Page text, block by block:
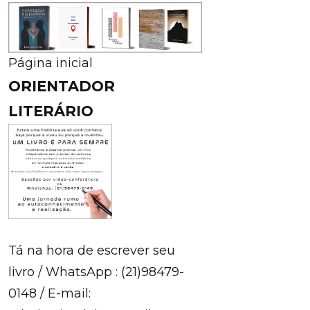
Página inicial
ORIENTADOR
LITERÁRIO
Tá na hora de escrever seu
livro / WhatsApp : (21)98479-
0148 / E-mail: